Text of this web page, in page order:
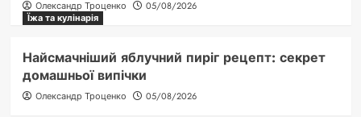
Олександр Троценко
05/08/2026
Їжа та кулінарія
Найсмачніший яблучний пиріг рецепт: секрет
домашньої випічки
Олександр Троценко 05/08/2026